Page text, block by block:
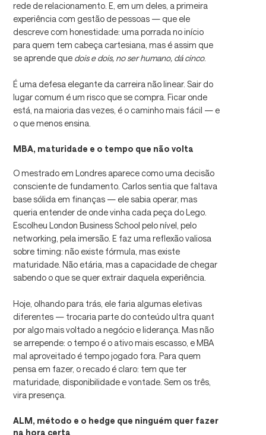
rede de relacionamento. E, em um deles, a primeira
experiência com gestão de pessoas — que ele
descreve com honestidade: uma porrada no início
para quem tem cabeça cartesiana, mas é assim que
se aprende que dois e dois, no ser humano, dá cinco.
É uma defesa elegante da carreira não linear. Sair do
lugar comum é um risco que se compra. Ficar onde
está, na maioria das vezes, é o caminho mais fácil — e
o que menos ensina.
MBA, maturidade e o tempo que não volta
O mestrado em Londres aparece como uma decisão
consciente de fundamento. Carlos sentia que faltava
base sólida em finanças — ele sabia operar, mas
queria entender de onde vinha cada peça do Lego.
Escolheu London Business School pelo nível, pelo
networking, pela imersão. E faz uma reflexão valiosa
sobre timing: não existe fórmula, mas existe
maturidade. Não etária, mas a capacidade de chegar
sabendo o que se quer extrair daquela experiência.
Hoje, olhando para trás, ele faria algumas eletivas
diferentes — trocaria parte do conteúdo ultra quant
por algo mais voltado a negócio e liderança. Mas não
se arrepende: o tempo é o ativo mais escasso, e MBA
mal aproveitado é tempo jogado fora. Para quem
pensa em fazer, o recado é claro: tem que ter
maturidade, disponibilidade e vontade. Sem os três,
vira presença.
ALM, método e o hedge que ninguém quer fazer
na hora certa